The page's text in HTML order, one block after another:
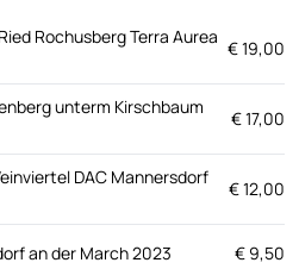
Rochusberg Terra Aurea
€ 19,00
unterm Kirschbaum
€ 17,00
DAC Mannersdorf
€ 12,00
an der March 2023 € 9,50